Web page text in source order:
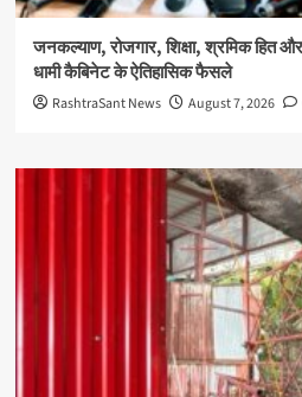
जनकल्याण, रोजगार, शिक्षा, श्रमिक हित
धामी कैबिनेट के ऐतिहासिक फैसले
RashtraSant News August 7, 2026